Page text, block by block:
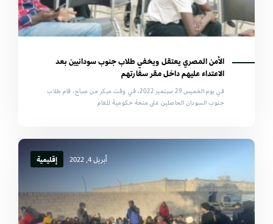
الأمن المصري يعتقل ويخفي طلاب جنوب سودانيين بعد
الاعتداء عليهم داخل مقر سفارتهم
في يوم الخميس 29 سبتمبر 2022، في وقت مبكر من صباح، قام طلاب
جنوب السودان الحاصلين على منحة حكومية للعام
أبريل 4, 2022 إقليمية